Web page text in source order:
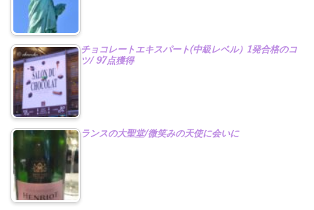
チョコレートエキスパート(中級レベル）1発合格のコ
ツ/ 97点獲得
ランスの大聖堂/微笑みの天使に会いに